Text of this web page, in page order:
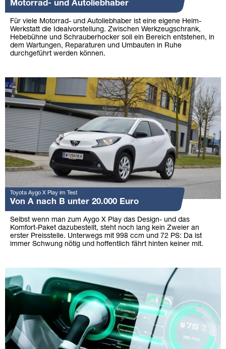
Motorrad- und Autoliebhaber
Für viele Motorrad- und Autoliebhaber ist eine eigene Heim-
Werkstatt die Idealvorstellung. Zwischen Werkzeugschrank,
Hebebühne und Schrauberhocker soll ein Bereich entstehen, in
dem Wartungen, Reparaturen und Umbauten in Ruhe
durchgeführt werden können.
Toyota Aygo X Play im Test
Von A nach B unter 20.000 Euro
Selbst wenn man zum Aygo X Play das Design- und das
Komfort-Paket dazubestellt, steht noch lang kein Zweier an
erster Preisstelle. Unterwegs mit 998 ccm und 72 PS: Da ist
immer Schwung nötig und hoffentlich fährt hinten keiner mit.